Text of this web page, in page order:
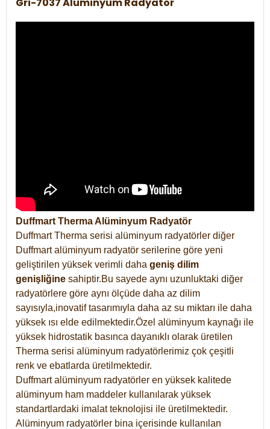
Duffmart Therma Alüminyum Radyatör
Duffmart Therma serisi alüminyum radyatörler diğer
Duffmart alüminyum radyatör serilerine göre yeni
geliştirilen yüksek verimli daha geniş dilim
genişliğine sahiptir.Bu sayede aynı uzunluktaki diğer
radyatörlere göre aynı ölçüde daha az dilim
sayısıyla,inovatif tasarımıyla daha az su miktarı ile daha
yüksek ısı elde edilmektedir.Özel alüminyum kaynağı ile
yüksek hidrostatik basınca dayanıklı olarak üretilen
Therma serisi alüminyum radyatörlerimiz çok çeşitli
renk ve ebatlarda üretilmektedir.
Duffmart alüminyum radyatörler en yüksek kalitede
alüminyum ham maddeler kullanılarak yüksek
standartlardaki imalat teknolojisi ile üretilmektedir.
Alüminyum radyatörler bina içerisinde kullanılan